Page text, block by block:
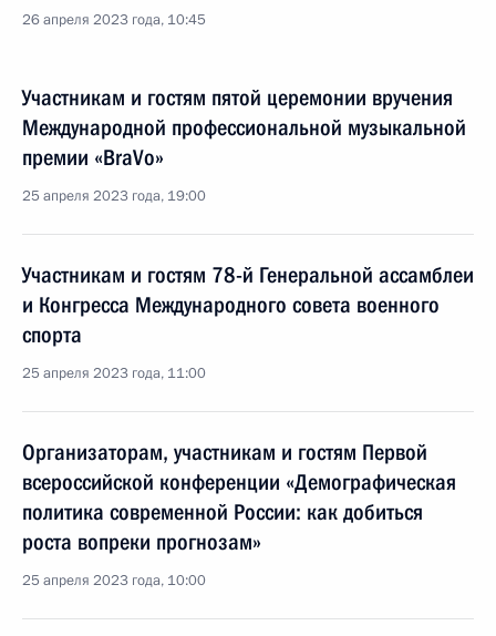
26 апреля 2023 года, 10:45
Участникам и гостям пятой церемонии вручения
Международной профессиональной музыкальной
премии «BraVo»
25 апреля 2023 года, 19:00
Участникам и гостям 78-й Генеральной ассамблеи
и Конгресса Международного совета военного
спорта
25 апреля 2023 года, 11:00
Организаторам, участникам и гостям Первой
всероссийской конференции «Демографическая
политика современной России: как добиться
роста вопреки прогнозам»
25 апреля 2023 года, 10:00